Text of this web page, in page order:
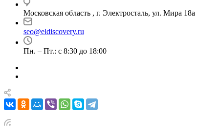
Московская область , г. Электросталь, ул. Мира 18а
seo@eldiscovery.ru
Пн. – Пт.: с 8:30 до 18:00